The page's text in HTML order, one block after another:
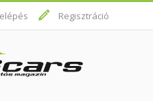
Regisztráció